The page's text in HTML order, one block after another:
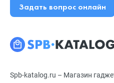
Spb-katalog.ru – Магазин
Задать вопрос онлайн